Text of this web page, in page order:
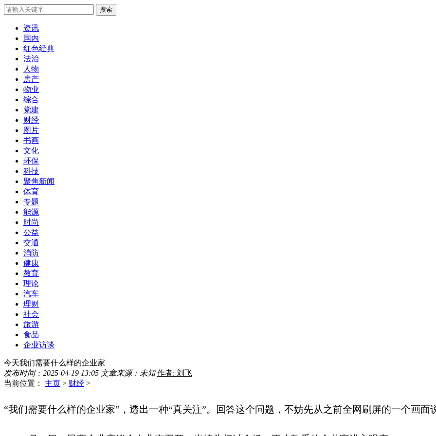
搜索
资讯
国内
红色经典
法治
人物
房产
物业
综合
党建
财经
图片
书画
文化
环保
科技
聚焦新闻
体育
专题
能源
时尚
公益
交通
消防
健康
教育
理论
汽车
理财
社会
旅游
食品
企业访谈
今天我们需要什么样的企业家
发布时间：2025-04-19 13:05 文章来源：未知 作者: 刘飞
当前位置： 主页 > 财经 >
“我们需要什么样的企业家”，透出一种“真关注”。回答这个问题，不妨先从之前全网刷屏的一个画面